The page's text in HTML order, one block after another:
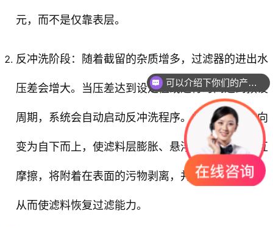
元，而不是仅靠表层。
反冲洗阶段：随着截留的杂质增多，过滤器的进出水
压差会增大。当压差达到设定值或运行时间达到预设
周期，系统会自动启动反冲洗程序。此时，水流方向
变为自下而上，使滤料层膨胀、悬浮，滤料颗粒相互
摩擦，将附着在表面的污物剥离，并随反洗水排出，
从而使滤料恢复过滤能力。
你们是怎么收费的呢